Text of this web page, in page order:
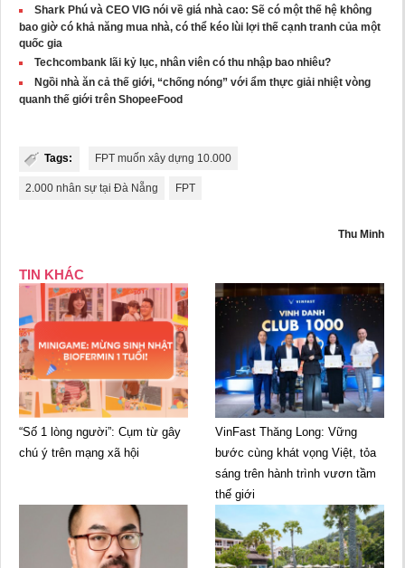
Shark Phú và CEO VIG nói về giá nhà cao: Sẽ có một thế hệ không
bao giờ có khả năng mua nhà, có thể kéo lùi lợi thế cạnh tranh của một
quốc gia
Techcombank lãi kỷ lục, nhân viên có thu nhập bao nhiêu?
Ngồi nhà ăn cả thế giới, “chống nóng” với ẩm thực giải nhiệt vòng
quanh thế giới trên ShopeeFood
Tags: FPT muốn xây dựng 10.000
2.000 nhân sự tại Đà Nẵng FPT
Thu Minh
TIN KHÁC
“Số 1 lòng người”: Cụm từ gây
chú ý trên mạng xã hội
VinFast Thăng Long: Vững
bước cùng khát vọng Việt, tỏa
sáng trên hành trình vươn tầm
thế giới